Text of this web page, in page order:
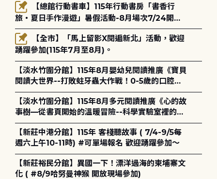
旅・夏日手作漫遊」暑假活動-8月場次7/24開始
報名
踴躍參加(115年7月至8月)。
【淡水竹圍分館】115年8月嬰幼兒閱讀推廣《寶貝
閱讀大世界--打敗蛀牙蟲大作戰！0-5歲的口腔照
護全攻略》
【淡水竹圍分館】115年8月多元閱讀推廣《心的故
事樹—從書頁開始的溫暖冒險--科學實驗室裡的放
電章魚》
【新莊中港分館】115年 客棧聽故事 ( 7/4-9/5每
週六上午10-11時) #可單場報名 歡迎踴躍參加～
【新莊裕民分館】異國一下！漂洋過海的柬埔寨文
化 ( #8/9哈努曼神猴 開放現場參加)